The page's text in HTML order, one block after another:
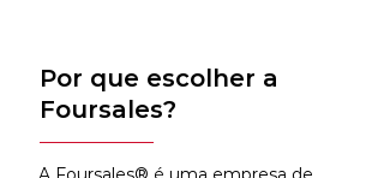
Por que escolher a
Foursales?